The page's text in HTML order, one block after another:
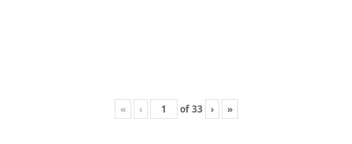
« ‹ of33 › »